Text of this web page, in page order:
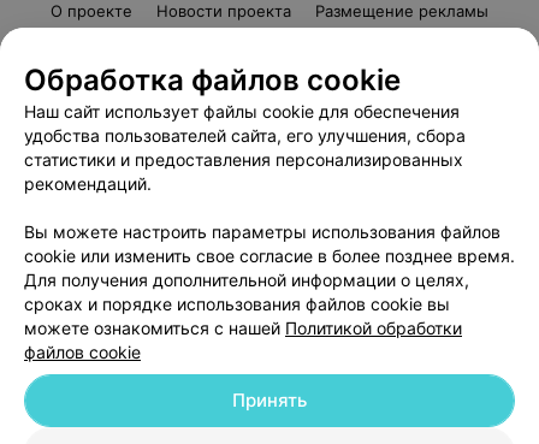
О проекте Новости проекта
Размещение рекламы
Пользовательское соглашение
Способы оплаты
Вакансии
Партнеры
Написать руководителю 103.by
Обработка персональных данных
© 2026 ООО «Артокс Лаб», УНП 191700409
| 220012, Республика Беларусь,
Обработка файлов cookie
Наш сайт использует файлы cookie для обеспечения
удобства пользователей сайта, его улучшения, сбора
статистики и предоставления персонализированных
рекомендаций.
Вы можете настроить параметры использования файлов
cookie или изменить свое согласие в более позднее время.
Для получения дополнительной информации о целях,
сроках и порядке использования файлов cookie вы
можете ознакомиться с нашей Политикой обработки
файлов cookie
Принять